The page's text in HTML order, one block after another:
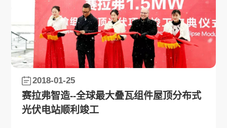
2018-01-25
赛拉弗智造--全球最大叠瓦组件屋顶分布式
光伏电站顺利竣工